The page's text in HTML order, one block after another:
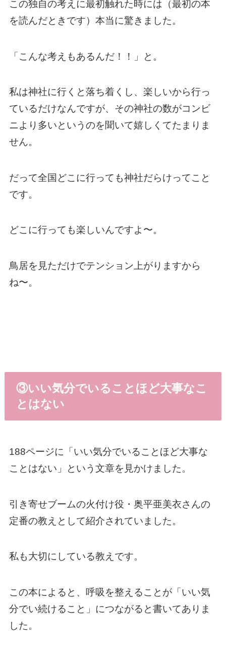
この独自の考えに最初触れた時には（最初の本
を読んだときです）本当に驚きました。
「こんな考えもあるんだ！！」と。
私は神社に行くと落ち着くし、楽しいから行っ
ているだけなんですが、その神社の数がコンビ
ニより多いというのを聞いて嬉しくてたまりま
せん。
だって全国どこに行っても神社だらけってこと
です。
どこに行っても楽しいんですよ〜。
鳥居を見ただけでテンション上がりますから
ね〜。
③いい気分でいることほど大事なこ
とはない
188ページに「いい気分でいることほど大事な
ことはない」という文章を見かけました。
引き寄せブームの火付け役・奥平亜美衣さんの
定番の教えとして紹介されていました。
私も大切にしている教えです。
この本によると、呼吸を整えることが「いい気
分でい続けること」につながると書いてありま
した。